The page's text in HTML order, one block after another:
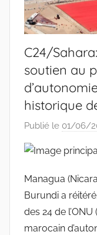
C24/
soutien au
historique
Publié le 01/06/
Managua
Burundi a
des 24 de
marocain